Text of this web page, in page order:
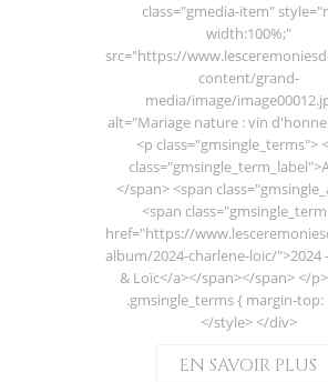
class="gmedia-item"
width:100%;"
src="https://
content/grand-
media/image/
alt="Mariage nature : vin
<p class="gmsingle_terms">
</span> <span
<span
href="https://
album/2024-charlene-loic/">2024
& Loïc</a></span></span> </
.gmsingle_terms { margin-top:
</style> </div>
EN SAVOIR PLUS